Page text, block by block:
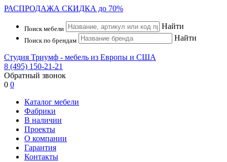
РАСПРОДАЖА СКИДКА до 70%
Поиск мебели Найти
Поиск по брендам Найти
Студия Триумф - мебель из Европы и США
8 (495) 150-21-21
Обратный звонок
0 0
Каталог мебели
Фабрики
В наличии
Проекты
О компании
Гарантия
Контакты